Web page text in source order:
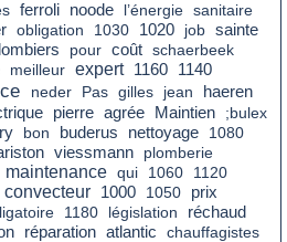
ferroli noode l’énergie sanitaire
obligation 1030 1020 job sainte
pour coût schaerbeek
meilleur expert 1160 1140
neder Pas gilles jean
haeren
pierre agrée Maintien
;bulex
bon buderus nettoyage
1080
viessmann
plomberie
maintenance qui 1060
1120
convecteur 1000 1050
prix
1180 législation réchaud
réparation atlantic
chauffagistes